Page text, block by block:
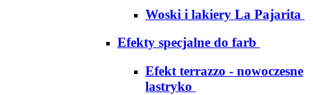
Woski i lakiery La Pajarita
Efekty specjalne do farb
Efekt terrazzo - nowoczesne
lastryko